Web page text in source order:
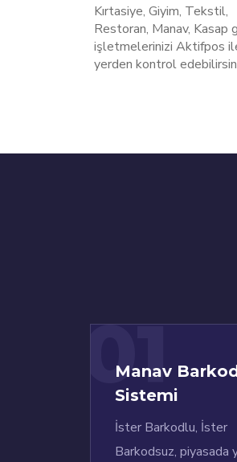
Kırtasiye, Giyim, Tekstil,
Restoran, Manav, Kasap
işletmelerinizi Aktifpos
yerden kontrol
01
Manav
Sistemi
İster Barkodlu, İster
Barkodsuz, piyasada